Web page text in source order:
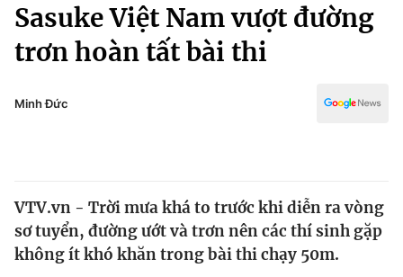
Chính trị
Xã hội
Pháp luật
Thế giới
Tin tức
Kinh tế
Truyền hình
Văn hóa - Giải trí
Sasuke Việt Nam vượt đường
trơn hoàn tất bài thi
Minh Đức
VTV.vn - Trời mưa khá to trước khi diễn ra vòng
sơ tuyển, đường ướt và trơn nên các thí sinh gặp
không ít khó khăn trong bài thi chạy 50m.